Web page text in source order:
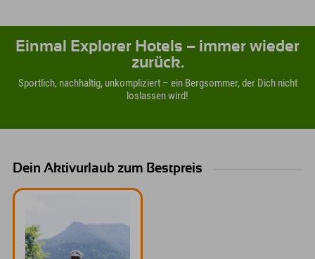
Einmal Explorer Hotels – immer wieder
zurück.
Sportlich, nachhaltig, unkompliziert – ein Bergsommer, der Dich nicht
loslassen wird!
Dein Aktivurlaub zum Bestpreis